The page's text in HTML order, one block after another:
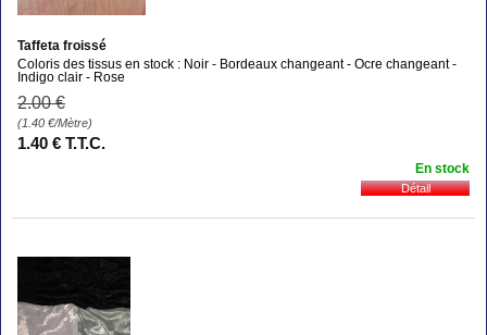
Taffeta froissé
Coloris des tissus en stock : Noir - Bordeaux changeant - Ocre changeant -
Indigo clair - Rose
2.00 €
(1.40 €/Mètre)
1.40 € T.T.C.
En stock